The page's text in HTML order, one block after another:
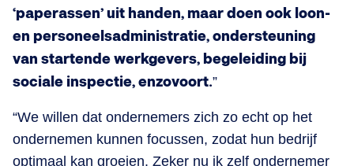
‘paperassen’ uit handen, maar doen ook loon-
en personeelsadministratie, ondersteuning
van startende werkgevers, begeleiding bij
sociale inspectie, enzovoort.”
“We willen dat ondernemers zich zo echt op het
ondernemen kunnen focussen, zodat hun bedrijf
optimaal kan groeien. Zeker nu ik zelf ondernemer